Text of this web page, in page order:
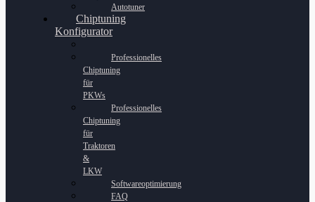
Autotuner
Chiptuning
Konfigurator
Professionelles
Chiptuning
für
PKWs
Professionelles
Chiptuning
für
Traktoren
&
LKW
Softwareoptimierung
FAQ